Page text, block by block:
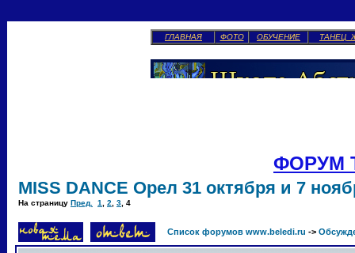
ГЛАВНАЯ ФОТО ОБУЧЕНИЕ ТАНЕЦ
ФОРУМ
MISS DANCE Орел 31 октября и 7
На страницу Пред. 1 2 3 4
Список форумов www.beledi.ru ->